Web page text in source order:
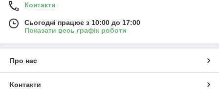
Контакти
Сьогодні працює з 10:00 до 17:00
Показати весь графік роботи
Про нас
Контакти